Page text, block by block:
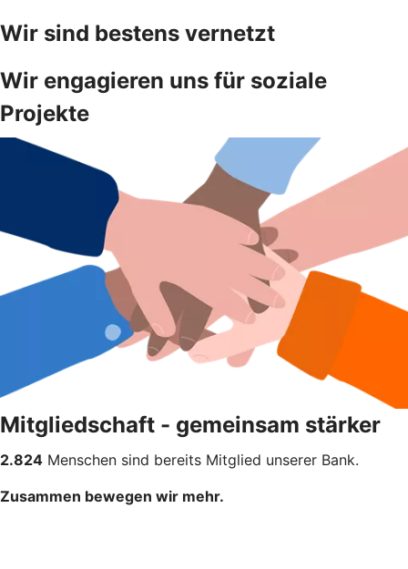
Wir sind bestens vernetzt
Wir engagieren uns für soziale
Projekte
Mitgliedschaft - gemeinsam stärker
2.824 Menschen sind bereits Mitglied unserer Bank.
Zusammen bewegen wir mehr.